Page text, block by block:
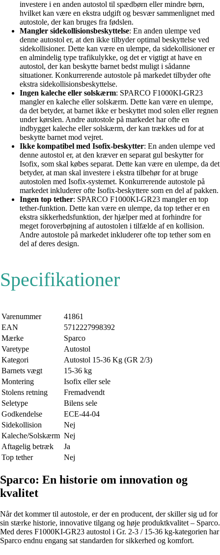
investere i en anden autostol til spædbørn eller mindre børn,
hvilket kan være en ekstra udgift og besvær sammenlignet med
autostole, der kan bruges fra fødslen.
Mangler sidekollisionsbeskyttelse: En anden ulempe ved
denne autostol er, at den ikke tilbyder optimal beskyttelse ved
sidekollisioner. Dette kan være en ulempe, da sidekollisioner er
en almindelig type trafikulykke, og det er vigtigt at have en
autostol, der kan beskytte barnet bedst muligt i sådanne
situationer. Konkurrerende autostole på markedet tilbyder ofte
ekstra sidekollisionsbeskyttelse.
Ingen kaleche eller solskærm: SPARCO F1000KI-GR23
mangler en kaleche eller solskærm. Dette kan være en ulempe,
da det betyder, at barnet ikke er beskyttet mod solen eller regnen
under kørslen. Andre autostole på markedet har ofte en
indbygget kaleche eller solskærm, der kan trækkes ud for at
beskytte barnet mod vejret.
Ikke kompatibel med Isofix-beskytter: En anden ulempe ved
denne autostol er, at den kræver en separat gul beskytter for
Isofix, som skal købes separat. Dette kan være en ulempe, da det
betyder, at man skal investere i ekstra tilbehør for at bruge
autostolen med Isofix-systemet. Konkurrerende autostole på
markedet inkluderer ofte Isofix-beskyttere som en del af pakken.
Ingen top tether: SPARCO F1000KI-GR23 mangler en top
tether-funktion. Dette kan være en ulempe, da top tether er en
ekstra sikkerhedsfunktion, der hjælper med at forhindre for
meget foroverbøjning af autostolen i tilfælde af en kollision.
Andre autostole på markedet inkluderer ofte top tether som en
del af deres design.
Specifikationer
Varenummer
41861
EAN
5712227998392
Mærke
Sparco
Varetype
Autostol
Kategori
Autostol 15-36 Kg (GR 2/3)
Barnets vægt
15-36 kg
Montering
Isofix eller sele
Stolens retning
Fremadvendt
Seletype
Bilens sele
Godkendelse
ECE-44-04
Sidekollision
Nej
Kaleche/Solskærm Nej
Aftagelig betræk
Ja
Top tether
Nej
Sparco: En historie om innovation og
kvalitet
Når det kommer til autostole, er der en producent, der skiller sig ud for
sin stærke historie, innovative tilgang og høje produktkvalitet – Sparco.
Med deres F1000KI-GR23 autostol i Gr. 2-3 / 15-36 kg-kategorien har
Sparco endnu engang sat standarden for sikkerhed og komfort.